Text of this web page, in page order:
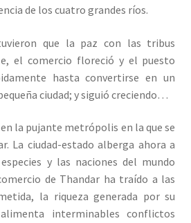
de los cuatro grandes ríos.
que la paz con las tribus
el comercio floreció y el puesto
hasta convertirse en un
ciudad; y siguió creciendo…
la pujante metrópolis en la que se
La ciudad-estado alberga ahora a
y las naciones del mundo
de Thandar ha traído a las
la riqueza generada por su
interminables conflictos